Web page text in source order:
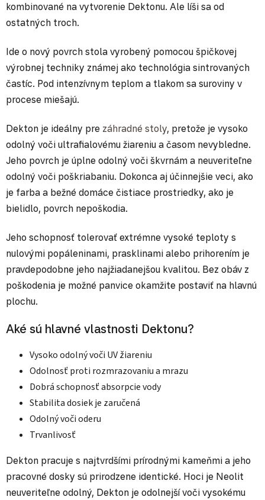
kombinované na vytvorenie Dektonu. Ale líši sa od
ostatných troch.
Ide o nový povrch stola vyrobený pomocou špičkovej
výrobnej techniky známej ako technológia sintrovaných
častíc. Pod intenzívnym teplom a tlakom sa suroviny v
procese miešajú.
Dekton je ideálny pre záhradné stoly, pretože je vysoko
odolný voči ultrafialovému žiareniu a časom nevybledne.
Jeho povrch je úplne odolný voči škvrnám a neuveriteľne
odolný voči poškriabaniu. Dokonca aj účinnejšie veci, ako
je farba a bežné domáce čistiace prostriedky, ako je
bielidlo, povrch nepoškodia.
Jeho schopnosť tolerovať extrémne vysoké teploty s
nulovými popáleninami, prasklinami alebo prihorením je
pravdepodobne jeho najžiadanejšou kvalitou. Bez obáv z
poškodenia je možné panvice okamžite postaviť na hlavnú
plochu.
Aké sú hlavné vlastnosti Dektonu?
Vysoko odolný voči UV žiareniu
Odolnosť proti rozmrazovaniu a mrazu
Dobrá schopnosť absorpcie vody
Stabilita dosiek je zaručená
Odolný voči oderu
Trvanlivosť
Dekton pracuje s najtvrdšími prírodnými kameňmi a jeho
pracovné dosky sú prirodzene identické. Hoci je Neolit
neuveriteľne odolný, Dekton je odolnejší voči vysokému